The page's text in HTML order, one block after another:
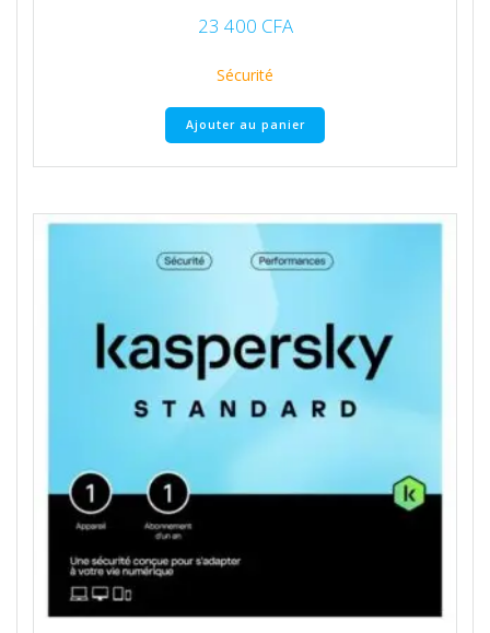
23 400 CFA
Sécurité
Ajouter au panier